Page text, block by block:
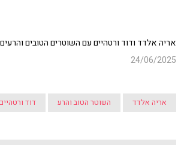
אריה אלדד ודוד ורטהיים עם השוטרים הטובים
24/06/2025
אריה אלדד השוטר הטוב והרע דוד